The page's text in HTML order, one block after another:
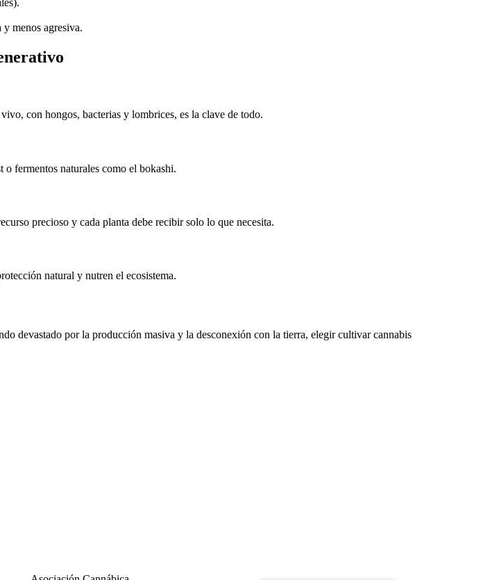
menos agresiva.
con hongos, bacterias y lombrices, es la clave de todo.
fermentos naturales como el bokashi.
precioso y cada planta debe recibir solo lo que necesita.
natural y nutren el ecosistema.
devastado por la producción masiva y la desconexión con la tierra, elegir cultivar cannabis